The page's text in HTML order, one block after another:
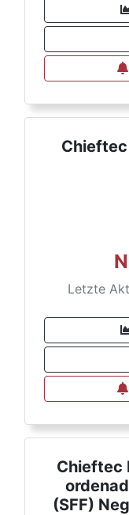
Letzte
Chieftec
(SFF)